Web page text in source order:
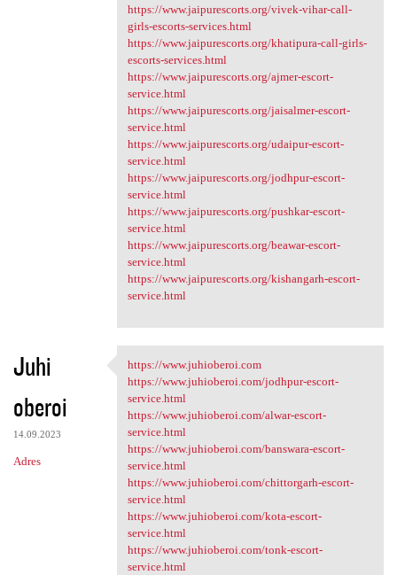
https://www.jaipurescorts.org/vivek-vihar-call-
girls-escorts-services.html
https://www.jaipurescorts.org/khatipura-call-girls-
escorts-services.html
https://www.jaipurescorts.org/ajmer-escort-
service.html
https://www.jaipurescorts.org/jaisalmer-escort-
service.html
https://www.jaipurescorts.org/udaipur-escort-
service.html
https://www.jaipurescorts.org/jodhpur-escort-
service.html
https://www.jaipurescorts.org/pushkar-escort-
service.html
https://www.jaipurescorts.org/beawar-escort-
service.html
https://www.jaipurescorts.org/kishangarh-escort-
service.html
Juhi
oberoi
14.09.2023
Adres
https://www.juhioberoi.com
https://www.juhioberoi.com
https://www.juhioberoi.com/jodhpur-escort-
service.html
https://www.juhioberoi.com/alwar-escort-
service.html
https://www.juhioberoi.com/banswara-escort-
service.html
https://www.juhioberoi.com/chittorgarh-escort-
service.html
https://www.juhioberoi.com/kota-escort-
service.html
https://www.juhioberoi.com/tonk-escort-
service.html